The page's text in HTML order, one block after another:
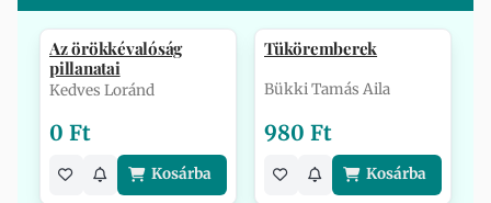
Az örökkévalóság
pillanatai
Kedves Loránd
0 Ft
Kosárba
Tüköremberek
Bükki Tamás Aila
980 Ft
Kosárba